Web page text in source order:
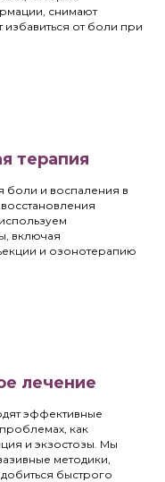
снимают
избавиться от боли при
терапия
боли и воспаления в
восстановления
включая
и озонотерапию
лечение
эффективные
как
и экзостозы. Мы
методики,
быстрого